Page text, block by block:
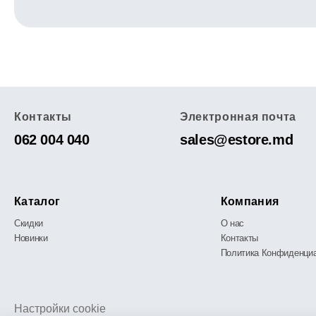
Контакты
062 004 040
Электронная почта
sales@estore.md
Каталог
Скидки
Новинки
Компания
О нас
Контакты
Политика
Настройки cookie